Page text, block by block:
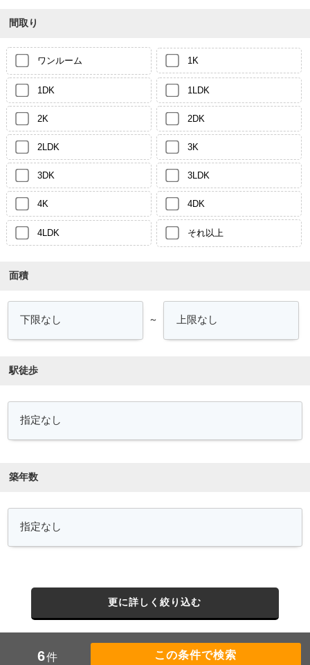
間取り
ワンルーム 1K
1DK 1LDK
2K 2DK
2LDK 3K
3DK 3LDK
4K 4DK
4LDK それ以上
面積
～
駅徒歩
築年数
更に詳しく絞り込む
6件